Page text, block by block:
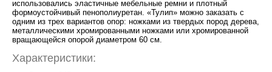
использовались эластичные мебельные ремни и плотный
формоустойчивый пенополиуретан. «Тулип» можно заказать с
одним из трех вариантов опор: ножками из твердых пород дерева,
металлическими хромированными ножками или хромированной
вращающейся опорой диаметром 60 см.
Характеристики: